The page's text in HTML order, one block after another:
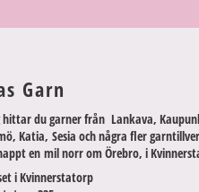
Garn
hittar du garner från Lankava,
Katia, Sesia och några fler
en mil norr om Örebro, i
i Kvinnerstatorp